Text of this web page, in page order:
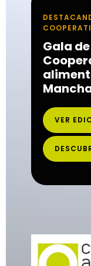
Gala
VER